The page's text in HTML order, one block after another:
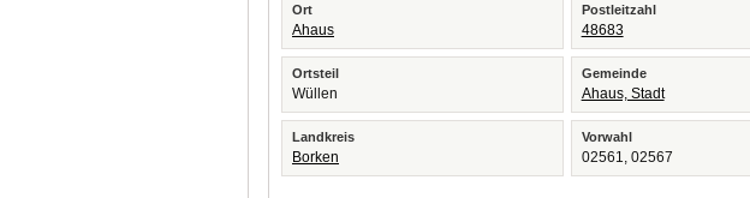
Ort
Ahaus
Postleitzahl
48683
Ortsteil
Wüllen
Gemeinde
Ahaus, Stadt
Landkreis
Borken
Vorwahl
02561, 02567